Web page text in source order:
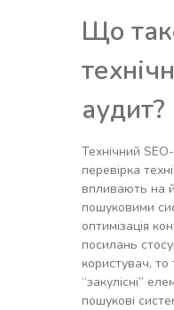
Що
аудит?
Технічний
перевірка
впливають на
пошуковими
оптимізація
посилань
користувач, то
“закулісні”
пошукові